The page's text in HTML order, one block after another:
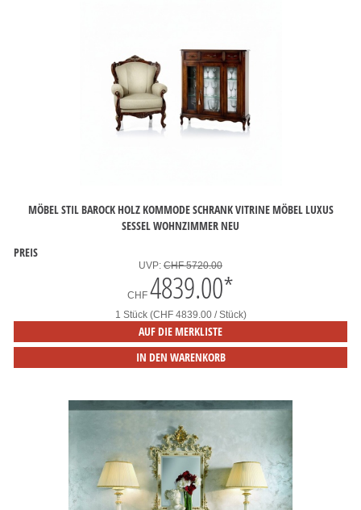
MÖBEL STIL BAROCK HOLZ KOMMODE SCHRANK VITRINE MÖBEL LUXUS
SESSEL WOHNZIMMER NEU
PREIS
UVP: CHF 5720.00
CHF 4839.00*
1 Stück (CHF 4839.00 / Stück)
AUF DIE MERKLISTE
IN DEN WARENKORB